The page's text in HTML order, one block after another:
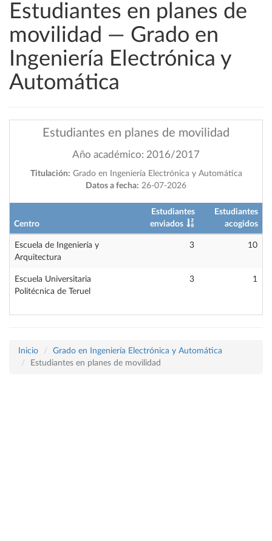
Estudiantes en planes de
movilidad — Grado en
Ingeniería Electrónica y
Automática
Estudiantes en planes de movilidad
Año académico: 2016/2017
Titulación: Grado en Ingeniería Electrónica y Automática
Datos a fecha: 26-07-2026
Centro
Estudiantes
enviados
Estudiantes
acogidos
Escuela de Ingeniería y
Arquitectura
3 10
Escuela Universitaria
Politécnica de Teruel
3 1
Inicio
Grado en Ingeniería Electrónica y Automática
Estudiantes en planes de movilidad